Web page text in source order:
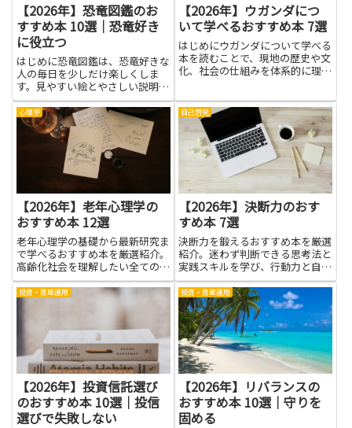
【2026年】恐竜図鑑のお
すすめ本 10選｜恐竜好き
に役立つ
はじめに恐竜図鑑は、恐竜好きな
人の毎日を少しだけ楽しくしま
す。見やすい絵とやさしい説明が
そろえば、名前や姿、くらしのよ
うすを自然に覚えられます。読み
進めるうちに、昔の地球の姿を想
像する力が育ち、博物館の展示を
より深く読み解く手助けにもなり
【2026年】ウガンダにつ
いて学べるおすすめ本 7選
はじめにウガンダについて学べる
本を読むことで、現地の歴史や文
化、社会の仕組みを体系的に理解
や暮らし、自然環境への理解を深
める手段です。旅行前の基礎知識
や研究・仕事で必要な背景情
報、...
心理学
【2026年】老年心理学の
おすすめ本 12選
老年心理学の基礎から最新研究ま
で学べるおすすめ本を厳選紹介。
高齢化社会を理解したい全ての人
に役立つ内容です。
自己啓発
【2026年】決断力のおす
すめ本 7選
決断力を鍛えるおすすめ本を厳選
紹介。迷わず判断できる思考法と
実践スキルを学び、行動力と自信
を身につけましょう。
投資・資産運用
【2026年】投資信託選び
のおすすめ本 10選｜投信
選びで失敗しない
投資・資産運用
【2026年】リバランスの
おすすめ本 10選｜守りを
固める